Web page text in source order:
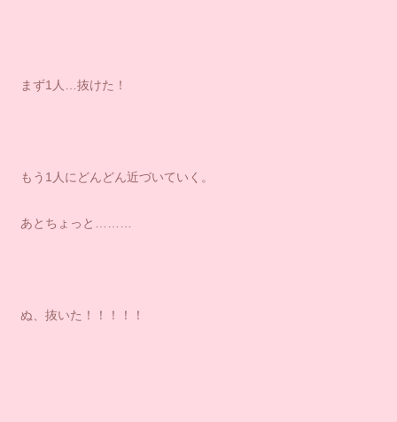
まず1人…抜けた！
もう1人にどんどん近づいていく。
あとちょっと………
ぬ、抜いた！！！！！